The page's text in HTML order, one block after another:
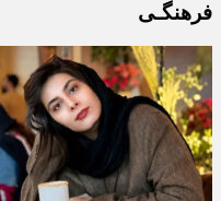
فرهنگـی